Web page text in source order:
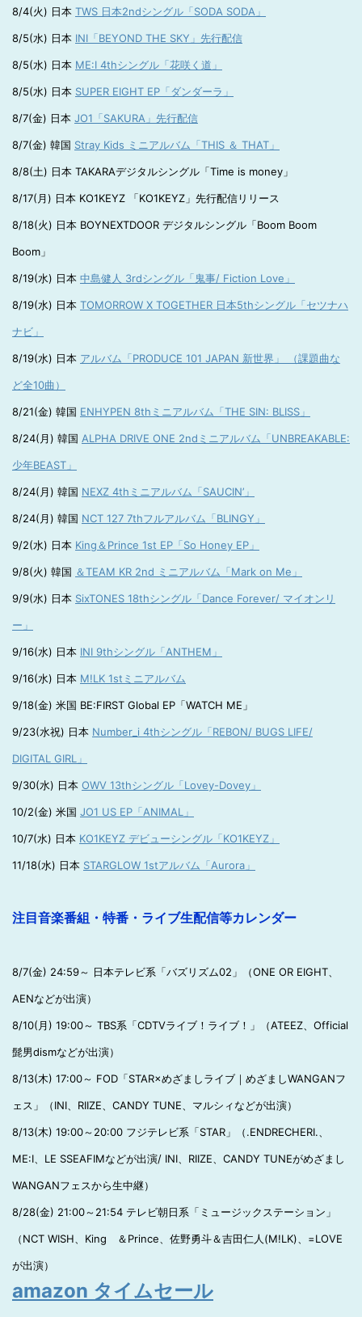
8/4(火) 日本 TWS 日本2ndシングル「SODA SODA」
8/5(水) 日本 INI「BEYOND THE SKY」先行配信
8/5(水) 日本 ME:I 4thシングル「花咲く道」
8/5(水) 日本 SUPER EIGHT EP「ダンダーラ」
8/7(金) 日本 JO1「SAKURA」先行配信
8/7(金) 韓国 Stray Kids ミニアルバム「THIS ＆ THAT」
8/8(土) 日本 TAKARAデジタルシングル「Time is money」
8/17(月) 日本 KO1KEYZ 「KO1KEYZ」先行配信リリース
8/18(火) 日本 BOYNEXTDOOR デジタルシングル「Boom Boom
Boom」
8/19(水) 日本 中島健人 3rdシングル「鬼事/ Fiction Love」
8/19(水) 日本 TOMORROW X TOGETHER 日本5thシングル「セツナハ
ナビ」
8/19(水) 日本 アルバム「PRODUCE 101 JAPAN 新世界」 （課題曲な
ど全10曲）
8/21(金) 韓国 ENHYPEN 8thミニアルバム「THE SIN: BLISS」
8/24(月) 韓国 ALPHA DRIVE ONE 2ndミニアルバム「UNBREAKABLE:
少年BEAST」
8/24(月) 韓国 NEXZ 4thミニアルバム「SAUCIN’」
8/24(月) 韓国 NCT 127 7thフルアルバム「BLINGY」
9/2(水) 日本 King＆Prince 1st EP「So Honey EP」
9/8(火) 韓国 ＆TEAM KR 2nd ミニアルバム「Mark on Me」
9/9(水) 日本 SixTONES 18thシングル「Dance Forever/ マイオンリ
ー」
9/16(水) 日本 INI 9thシングル「ANTHEM」
9/16(水) 日本 M!LK 1stミニアルバム
9/18(金) 米国 BE:FIRST Global EP「WATCH ME」
9/23(水祝) 日本 Number_i 4thシングル「REBON/ BUGS LIFE/
DIGITAL GIRL」
9/30(水) 日本 OWV 13thシングル「Lovey-Dovey」
10/2(金) 米国 JO1 US EP「ANIMAL」
10/7(水) 日本 KO1KEYZ デビューシングル「KO1KEYZ」
11/18(水) 日本 STARGLOW 1stアルバム「Aurora」
注目音楽番組・特番・ライブ生配信等カレンダー
8/7(金) 24:59～ 日本テレビ系「バズリズム02」（ONE OR EIGHT、
AENなどが出演）
8/10(月) 19:00～ TBS系「CDTVライブ！ライブ！」（ATEEZ、Official
髭男dismなどが出演）
8/13(木) 17:00～ FOD「STAR×めざましライブ｜めざましWANGANフ
ェス」（INI、RIIZE、CANDY TUNE、マルシィなどが出演）
8/13(木) 19:00～20:00 フジテレビ系「STAR」（.ENDRECHERI.、
ME:I、LE SSEAFIMなどが出演/ INI、RIIZE、CANDY TUNEがめざまし
WANGANフェスから生中継）
8/28(金) 21:00～21:54 テレビ朝日系「ミュージックステーション」
（NCT WISH、King ＆Prince、佐野勇斗＆吉田仁人(M!LK)、=LOVE
が出演）
amazon タイムセール